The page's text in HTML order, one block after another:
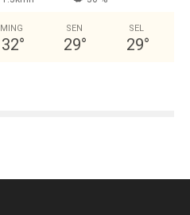
MING
32°
SEN
29°
SEL
29°